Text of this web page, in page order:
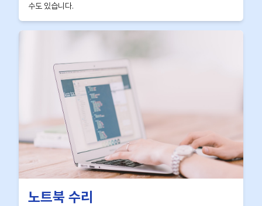
수도 있습니다.
노트북 수리